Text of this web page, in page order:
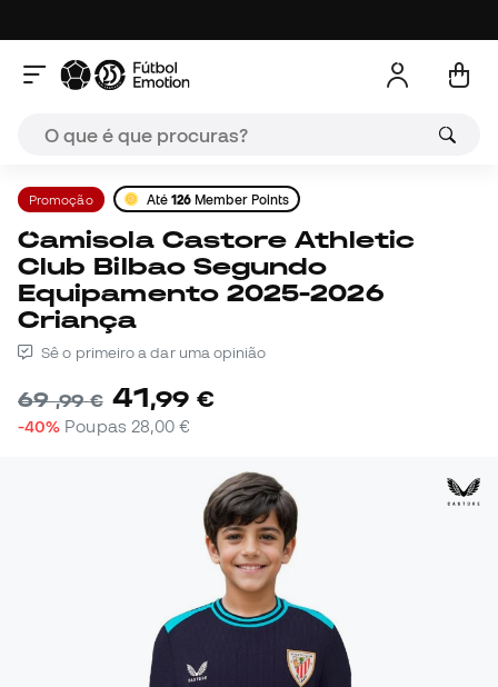
Promoção Até 126 Member Points
Camisola Castore Athletic
Club Bilbao Segundo
Equipamento 2025-2026
Criança
Sê o primeiro a dar uma opinião
69,99 € 41,99 €
-40% Poupas 28,00 €